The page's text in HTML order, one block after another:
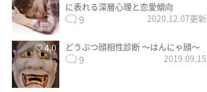
に表れる深層心理と恋愛傾向
9 2020.12.07更新
4.0 どうぶつ顔相性診断 〜はんにゃ顔〜
9 2019.09.15